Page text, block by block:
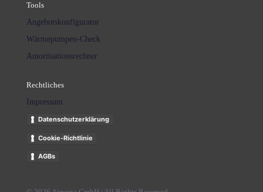
Tools
Angebotskonfigurator
Wärmepumpen-Check
Amortisationsrechner
Rechtliches
Impressum
Datenschutzerklärung
Cookie-Richtlinie
AGBs